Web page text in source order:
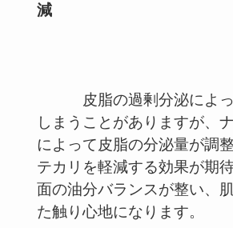
減
皮脂の過剰分泌によっ
しまうことがありますが、
によって皮脂の分泌量が調
テカリを軽減する効果が期
面の油分バランスが整い、
た触り心地になります。